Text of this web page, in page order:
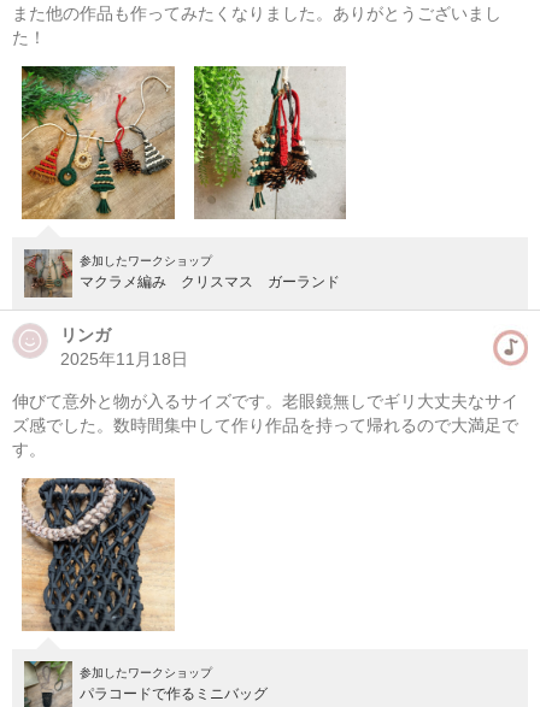
マクラメ編みハンギングプランター(初心者）
東京 （東横線）学芸大学駅から徒歩14分
08/09(日) 11:00-14:00
東京 （東横線）学芸大学駅から徒歩14分
また他の作品も作ってみたくなりました。ありがとうございまし
た！
参加したワークショップ
マクラメ編み クリスマス ガーランド
リンガ
2025年11月18日
伸びて意外と物が入るサイズです。老眼鏡無しでギリ大丈夫なサイ
ズ感でした。数時間集中して作り作品を持って帰れるので大満足で
す。
参加したワークショップ
パラコードで作るミニバッグ